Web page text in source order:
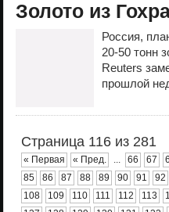
Золото из
Россия,
20-50 тонн
Reuters
прошлой
Страница 116 из 281
« Первая « Пред. ... 66 67
85
86 87 88 89 90 91 92
108
109 110 111 112 113